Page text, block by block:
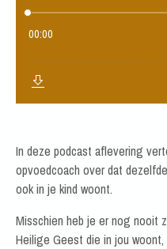
In deze podcast aflevering
opvoedcoach over dat
ook in je kind woont.
Misschien heb je er nog nooit
Heilige Geest die in jou